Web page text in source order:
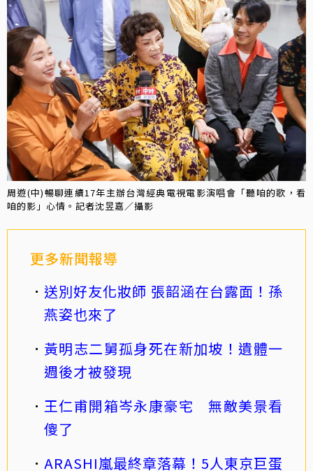
周遊(中)暢聊連續17年主辦台灣經典電視電影演唱會「聽咱的歌，看
咱的影」心情。記者沈昱嘉／攝影
更多新聞報導
送別好友化妝師 張韶涵在台露面！孫
燕姿也來了
黃明志二舅孤身死在新加坡！遺體一
週後才被發現
王仁甫開箱岑永康豪宅 無敵美景看
傻了
ARASHI嵐最終章落幕！5人東京巨蛋